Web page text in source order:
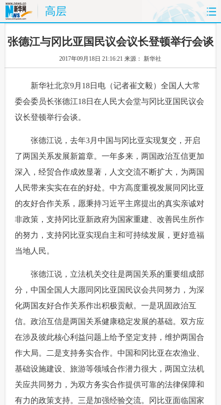
高层
首页 时政 国际 财经
体育 人事
时尚 思客 地方 法治
港澳
科技 能源 房产 公司
图片 视频 彩票 食品
旅游 健康 信息化 数据
富媒体 摄影 新华广播
张德江与冈比亚国民议会议长登顿举行会谈
2017年09月18日 21:16:21来源： 新华社
新华社北京9月18日电（记者崔文毅）全国人大常
委会委员长张德江18日在人民大会堂与冈比亚国民议会
议长登顿举行会谈。
张德江说，去年3月中国与冈比亚实现复交，开启
了两国关系发展新篇章。一年多来，两国政治互信更加
深入，经贸合作成效显著，人文交流不断扩大，为两国
人民带来实实在在的好处。中方高度重视发展同冈比亚
的友好合作关系，愿秉持习近平主席提出的真实亲诚对
非政策，支持冈比亚新政府为国家重建、改善民生所作
的努力，支持冈比亚实现自主和可持续发展，更好造福
当地人民。
张德江说，立法机关交往是两国关系的重要组成部
分，中国全国人大愿同冈比亚国民议会共同努力，为深
化两国友好合作关系作出积极贡献。一是巩固政治互
信。政治互信是两国关系健康稳定发展的基础。双方应
在涉及彼此核心利益问题上给予坚定支持，维护两国合
作大局。二是支持务实合作。中国和冈比亚在农渔业、
基础设施建设、旅游等领域合作潜力很大，两国立法机
关应共同努力，为双方务实合作提供可靠的法律保障和
有力的政策支持。三是加强经验交流。冈比亚面临国家